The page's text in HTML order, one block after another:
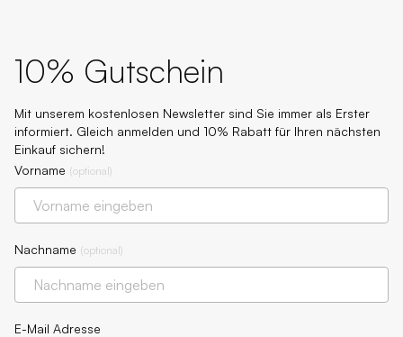
10% Gutschein
Mit unserem kostenlosen Newsletter sind Sie immer als Erster
informiert. Gleich anmelden und 10% Rabatt für Ihren nächsten
Einkauf sichern!
Vorname (optional)
Nachname (optional)
E-Mail Adresse